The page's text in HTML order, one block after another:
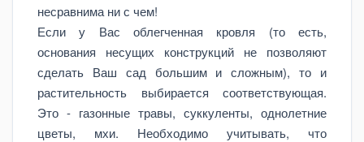
несравнима ни с чем!
Если у Вас облегченная кровля (то есть,
основания несущих конструкций не позволяют
сделать Ваш сад большим и сложным), то и
растительность выбирается соответствующая.
Это - газонные травы, суккуленты, однолетние
цветы, мхи. Необходимо учитывать, что